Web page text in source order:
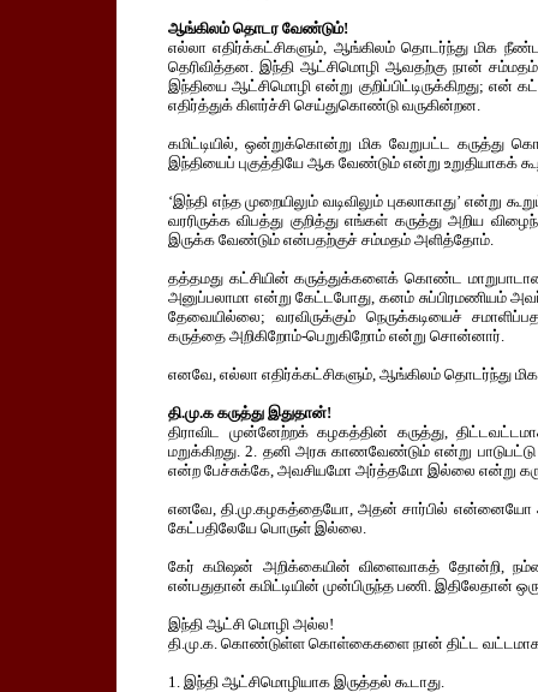
ஆங்கிலம் தொடர வேண்டும்!
எல்லா எதிர்க்கட்சிகளும், ஆங்கிலம் தொடர்ந்து மிக
தெரிவித்தன. இந்தி ஆட்சிமொழி ஆவதற்கு நான்
இந்தியை ஆட்சிமொழி என்று குறிப்பிட்டிருக்கிறது; என்
எதிர்த்துக் கிளர்ச்சி செய்துகொண்டு வருகின்றன.
கமிட்டியில், ஒன்றுக்கொன்று மிக வேறுபட்ட
இந்தியைப் புகுத்தியே ஆக வேண்டும் என்று உறுதியாகக்
‘இந்தி எந்த முறையிலும் வடிவிலும் புகலாகாது’ என்று
வரரிருக்க விபத்து குறித்து எங்கள் கருத்து அறிய
இருக்க வேண்டும் என்பதற்குச் சம்மதம் அளித்தோம்.
தத்தமது கட்சியின் கருத்துக்களைக் கொண்ட
அனுப்பலாமா என்று கேட்டபோது, கனம்
தேவையில்லை; வரவிருக்கும் நெருக்கடியைச்
கருத்தை அறிகிறோம்-பெறுகிறோம் என்று சொன்னார்.
எனவே, எல்லா எதிர்க்கட்சிகளும், ஆங்கிலம் தொடர்ந்து
தி.மு.க கருத்து இதுதான்!
திராவிட முன்னேற்றக் கழகத்தின் கருத்து,
மறுக்கிறது. 2. தனி அரசு காணவேண்டும் என்று
என்ற பேச்சுக்கே, அவசியமோ அர்த்தமோ இல்லை என்று
எனவே, தி.மு.கழகத்தையோ, அதன் சார்பில்
கேட்பதிலேயே பொருள் இல்லை.
கேர் கமிஷன் அறிக்கையின் விளைவாகத் தோன்றி,
என்பதுதான் கமிட்டியின் முன்பிருந்த பணி. இதிலேதான்
இந்தி ஆட்சி மொழி அல்ல!
தி.மு.க. கொண்டுள்ள கொள்கைகளை நான் திட்ட
1. இந்தி ஆட்சிமொழியாக இருத்தல் கூடாது.